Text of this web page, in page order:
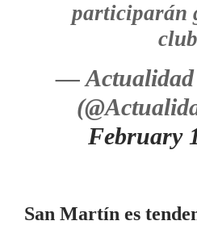
participarán
— Actualidad
February
San Martín es